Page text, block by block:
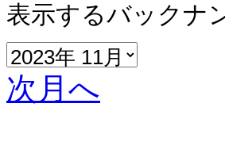
表示するバックナ
次月へ